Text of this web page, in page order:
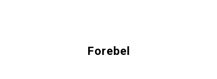
Forebel